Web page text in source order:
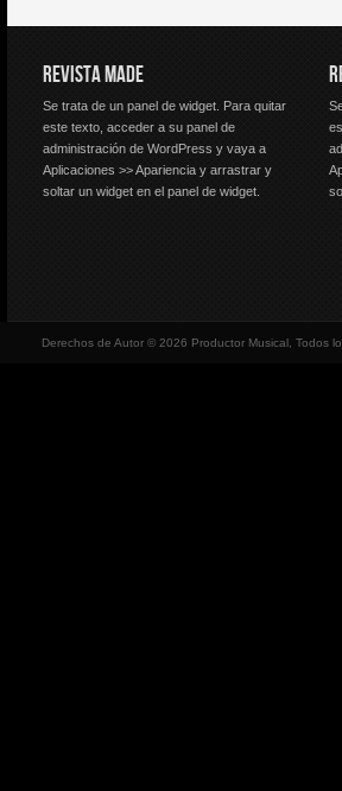
REVISTA MADE
Se trata de un panel de widget. Para quitar
este texto, acceder a su panel de
administración de WordPress y vaya a
Aplicaciones >> Apariencia y arrastrar y
soltar un widget en el panel de widget.
Derechos de Autor © 2026 Productor Musical, Todos